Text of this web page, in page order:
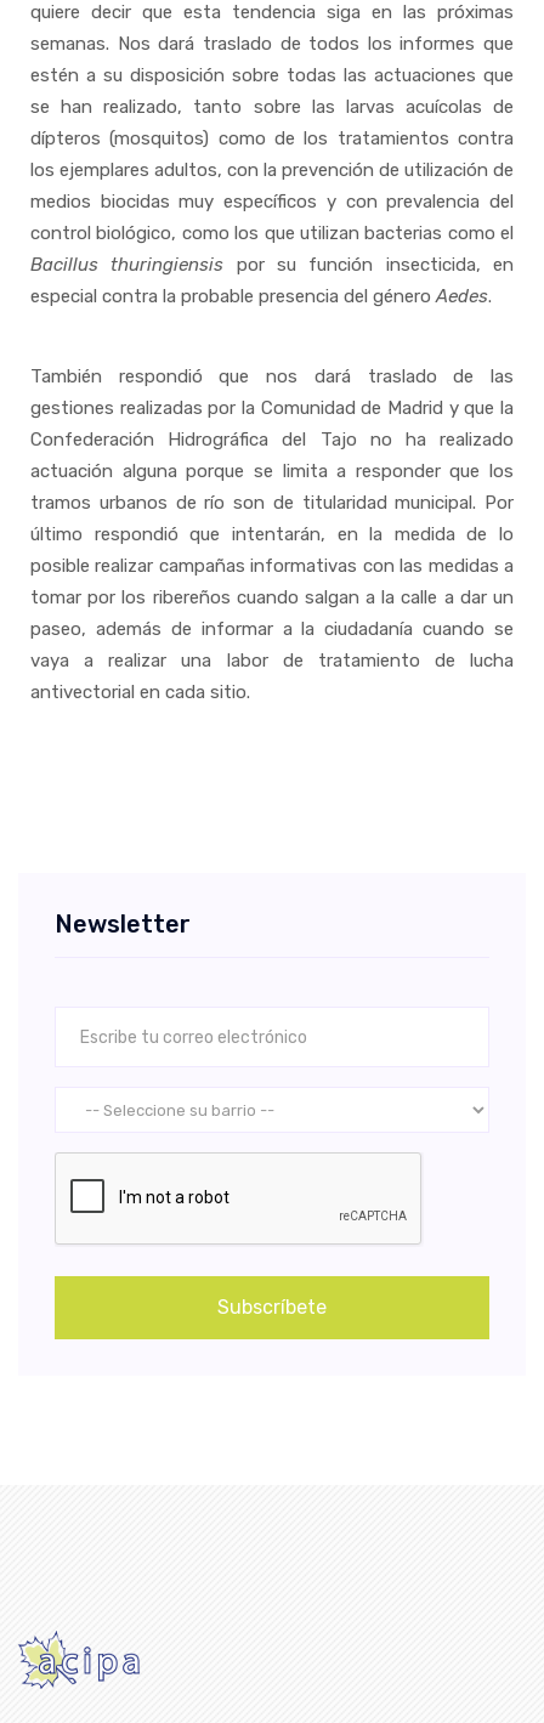
quiere decir que esta tendencia siga en las próximas
semanas. Nos dará traslado de todos los informes que
estén a su disposición sobre todas las actuaciones que
se han realizado, tanto sobre las larvas acuícolas de
dípteros (mosquitos) como de los tratamientos contra
los ejemplares adultos, con la prevención de utilización de
medios biocidas muy específicos y con prevalencia del
control biológico, como los que utilizan bacterias como el
Bacillus thuringiensis por su función insecticida, en
especial contra la probable presencia del géneroAedes.
También respondió que nos dará traslado de las
gestiones realizadas por la Comunidad de Madrid y que la
Confederación Hidrográfica del Tajo no ha realizado
actuación alguna porque se limita a responder que los
tramos urbanos de río son de titularidad municipal. Por
último respondió que intentarán, en la medida de lo
posible realizar campañas informativas con las medidas a
tomar por los ribereños cuando salgan a la calle a dar un
paseo, además de informar a la ciudadanía cuando se
vaya a realizar una labor de tratamiento de lucha
antivectorial en cada sitio.
Newsletter
Subscríbete